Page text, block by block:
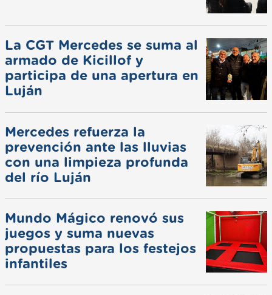
La CGT Mercedes se suma al
armado de Kicillof y
participa de una apertura en
Luján
Mercedes refuerza la
prevención ante las lluvias
con una limpieza profunda
del río Luján
Mundo Mágico renovó sus
juegos y suma nuevas
propuestas para los festejos
infantiles